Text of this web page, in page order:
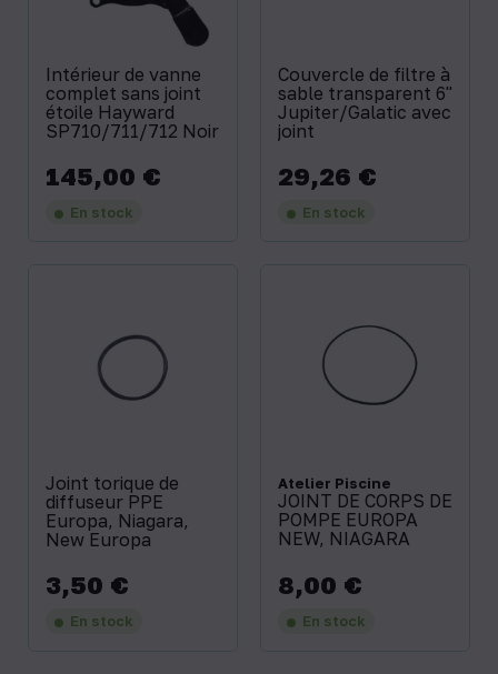
Intérieur de vanne
complet sans joint
étoile Hayward
SP710/711/712 Noir
Prix
145,00 €
En stock
Couvercle de filtre à
sable transparent 6''
Jupiter/Galatic avec
joint
Prix
29,26 €
En stock
Joint torique de
diffuseur PPE
Europa, Niagara,
New Europa
Prix
3,50 €
En stock
Atelier Piscine
JOINT DE CORPS DE
POMPE EUROPA
NEW, NIAGARA
Prix
8,00 €
En stock